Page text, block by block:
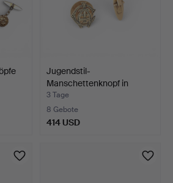
Jugendstil-
Manschettenknopf in
Drachenform…
3 Tage
8 Gebote
414 USD